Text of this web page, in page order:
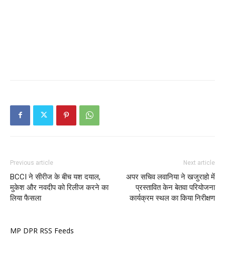
Previous article
BCCI ने सीरीज के बीच यश दयाल,
मुकेश और नवदीप को रिलीज करने का
लिया फैसला
Next article
अपर सचिव लवानिया ने खजुराहो में
प्रस्तावित केन बेतवा परियोजना
कार्यक्रम स्थल का किया निरीक्षण
MP DPR RSS Feeds